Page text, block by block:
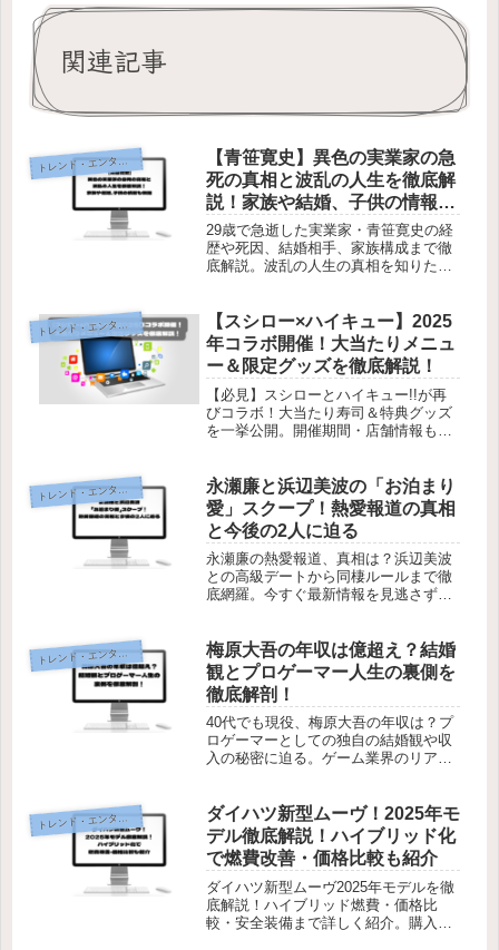
関連記事
ト
【青笹寛史】異色の実業家の急
死の真相と波乱の人生を徹底解
説！家族や結婚、子供の情報も
網羅
29歳で急逝した実業家・青笹寛史の経
歴や死因、結婚相手、家族構成まで徹
底解説。波乱の人生の真相を知りたい
ト レンド・エンタメ・商品・口コミ
【スシロー×ハイキュー】2025
年コラボ開催！大当たりメニュ
ー＆限定グッズを徹底解説！
【必見】スシローとハイキュー!!が再
びコラボ！大当たり寿司＆特典グッズ
を一挙公開。開催期間・店舗情報も要
ト
永瀬廉と浜辺美波の「お泊まり
愛」スクープ！熱愛報道の真相
と今後の2人に迫る
永瀬廉の熱愛報道、真相は？浜辺美波
との高級デートから同棲ルールまで徹
底網羅。今すぐ最新情報を見逃さず確
ト レンド・エンタメ・商品・口コミ
梅原大吾の年収は億超え？結婚
観とプロゲーマー人生の裏側を
徹底解剖！
40代でも現役、梅原大吾の年収は？プ
ロゲーマーとしての独自の結婚観や収
入の秘密に迫る。ゲーム業界のリアル
ト
ダイハツ新型ムーヴ！2025年モ
デル徹底解説！ハイブリッド化
で燃費改善・価格比較も紹介
ダイハツ新型ムーヴ2025年モデルを徹
底解説！ハイブリッド燃費・価格比
較・安全装備まで詳しく紹介。購入前